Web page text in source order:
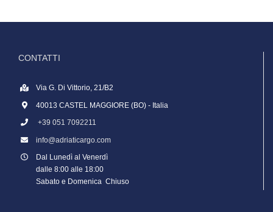
CONTATTI
Via G. Di Vittorio, 21/B2
40013 CASTEL MAGGIORE (BO) - Italia
+39 051 7092211
info@adriaticargo.com
Dal Lunedì al Venerdì
dalle 8:00 alle 18:00
Sabato e Domenica Chiuso